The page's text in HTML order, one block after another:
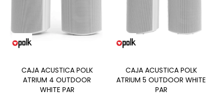
CAJA ACUSTICA POLK
ATRIUM 4 OUTDOOR
WHITE PAR
CAJA ACUSTICA POLK
ATRIUM 5 OUTDOOR WHITE
PAR